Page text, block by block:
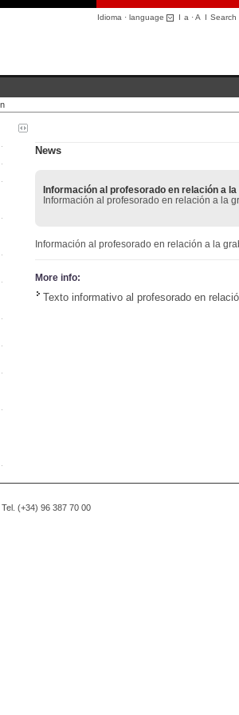
Idioma · language I a ·A I Search
News
Información al profesorado en relación a
Información al profesorado en relación a la
Información al profesorado en relación a la
More info:
Texto informativo al profesorado en
(+34) 96 387 70 00